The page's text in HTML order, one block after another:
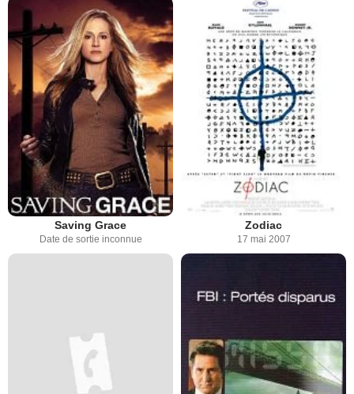
Saving Grace
Date de sortie inconnue
Zodiac
17 mai 2007